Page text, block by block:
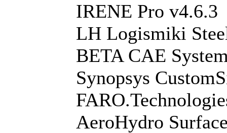
IRENE Pro v4.6.3
LH Logismiki
BETA CAE
Synopsys
AeroHydro